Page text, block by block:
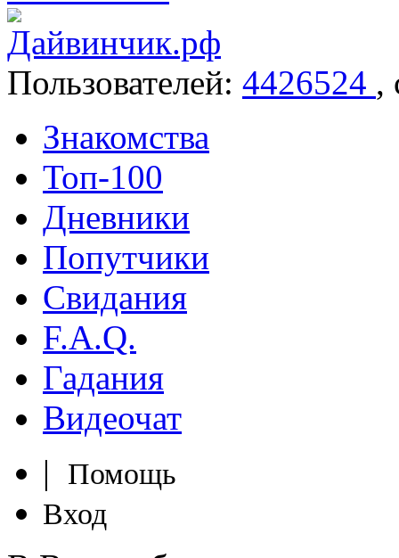
Пользователей: 4426524 ,
Знакомства
Топ-100
Дневники
Попутчики
Свидания
F.A.Q.
Гадания
Видеочат
|
Помощь
Вход